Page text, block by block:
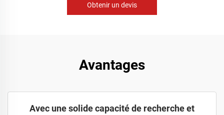
Obtenir un devis
Avantages
Avec une solide capacité de recherche et